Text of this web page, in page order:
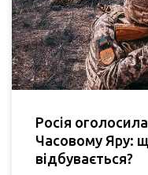
Росія
Часовому Яру:
відбувається?